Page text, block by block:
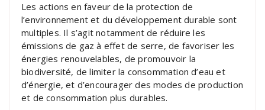
Les actions en faveur de la protection de
l’environnement et du développement durable sont
multiples. Il s’agit notamment de réduire les
émissions de gaz à effet de serre, de favoriser les
énergies renouvelables, de promouvoir la
biodiversité, de limiter la consommation d’eau et
d’énergie, et d’encourager des modes de production
et de consommation plus durables.